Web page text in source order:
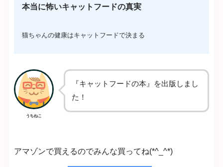
本当に怖いキャットフードの真実
猫ちゃんの健康はキャットフードで決まる
うちねこ
『キャットフードの本』を出版しまし
た！
アマゾンで買えるのでみんな買ってね(*^_^*)